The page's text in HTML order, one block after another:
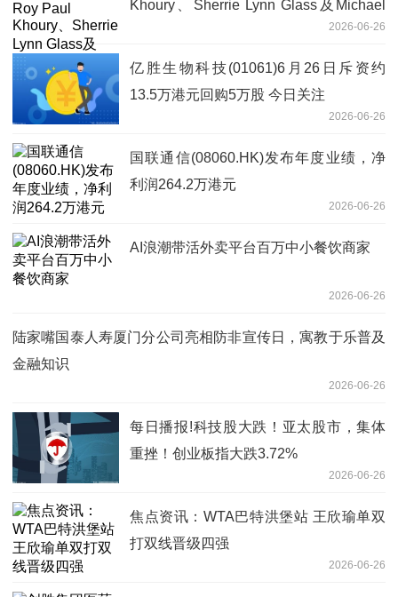
Khoury、Sherrie Lynn Glass及Michael
J. Chang为非执行董事 每日动态2026-06-26
亿胜生物科技(01061)6月26日斥资约
13.5万港元回购5万股 今日关注
2026-06-26
国联通信(08060.HK)发布年度业绩，净
利润264.2万港元
2026-06-26
AI浪潮带活外卖平台百万中小餐饮商家
2026-06-26
陆家嘴国泰人寿厦门分公司亮相防非宣传日，寓教于乐普及
金融知识
2026-06-26
每日播报!科技股大跌！亚太股市，集体
重挫！创业板指大跌3.72%
2026-06-26
焦点资讯：WTA巴特洪堡站 王欣瑜单双
打双线晋级四强
2026-06-26